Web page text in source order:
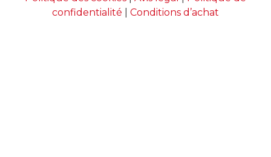
confidentialité
Conditions d’achat